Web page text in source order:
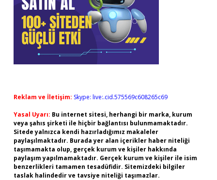
Reklam ve İletişim: Skype: live:.cid.575569c608265c69
Yasal Uyarı: Bu internet sitesi, herhangi bir marka, kurum
veya şahıs şirketi ile hiçbir bağlantısı bulunmamaktadır.
Sitede yalnızca kendi hazırladığımız makaleler
paylaşılmaktadır. Burada yer alan içerikler haber niteliği
taşımamakta olup, gerçek kurum ve kişiler hakkında
paylaşım yapılmamaktadır. Gerçek kurum ve kişiler ile isim
benzerlikleri tamamen tesadüfidir. Sitemizdeki bilgiler
taslak halindedir ve tavsiye niteliği taşımazlar.